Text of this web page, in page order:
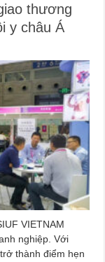
thương
y châu Á
VIETNAM
nghiệp. Với
thành điểm hẹn